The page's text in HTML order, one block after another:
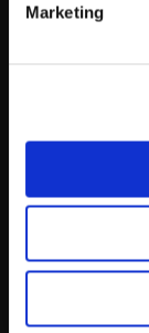
Marketing